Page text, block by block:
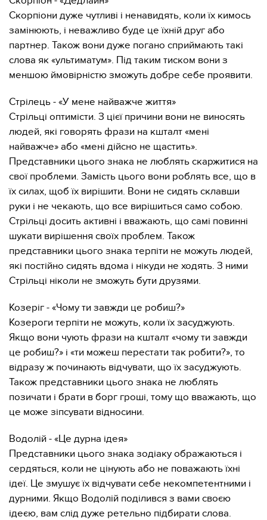
Скорпіони дуже чутливі і ненавидять, коли їх кимось
замінюють, і неважливо буде це їхній друг або
партнер. Також вони дуже погано сприймають такі
слова як «ультиматум». Під таким тиском вони з
меншою ймовірністю зможуть добре себе проявити.
Стрілець - «У мене найважче життя»
Стрільці оптимісти. З цієї причини вони не виносять
людей, які говорять фрази на кшталт «мені
найважче» або «мені дійсно не щастить».
Представники цього знака не люблять скаржитися на
свої проблеми. Замість цього вони роблять все, що в
їх силах, щоб їх вирішити. Вони не сидять склавши
руки і не чекають, що все вирішиться само собою.
Стрільці досить активні і вважають, що самі повинні
шукати вирішення своїх проблем. Також
представники цього знака терпіти не можуть людей,
які постійно сидять вдома і нікуди не ходять. З ними
Стрільці ніколи не зможуть бути друзями.
Козеріг - «Чому ти завжди це робиш?»
Козероги терпіти не можуть, коли їх засуджують.
Якщо вони чують фрази на кшталт «чому ти завжди
це робиш?» і «ти можеш перестати так робити?», то
відразу ж починають відчувати, що їх засуджують.
Також представники цього знака не люблять
позичати і брати в борг гроші, тому що вважають, що
це може зіпсувати відносини.
Водолій - «Це дурна ідея»
Представники цього знака зодіаку ображаються і
сердяться, коли не цінують або не поважають їхні
ідеї. Це змушує їх відчувати себе некомпетентними і
дурними. Якщо Водолій поділився з вами своєю
ідеєю, вам слід дуже ретельно підбирати слова.